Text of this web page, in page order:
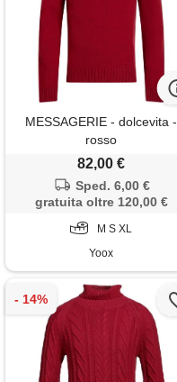
MESSAGERIE - dolcevita -
rosso
82,00 €
Sped. 6,00 €
gratuita oltre 120,00 €
M S XL
Yoox